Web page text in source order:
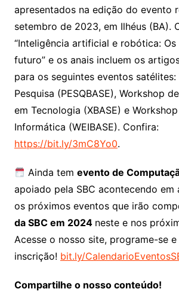
apresentados na edição do evento
setembro de 2023, em Ilhéus (BA).
“Inteligência artificial e robótica:
futuro” e os anais incluem os
para os seguintes eventos
Pesquisa (PESQBASE), Workshop
em Tecnologia (XBASE) e
Informática (WEIBASE). Confira:
https://bit.ly/3mC8Yo0.
Ainda temevento de
apoiado pela SBC acontecendo em
os próximos eventos que irão
da SBC em 2024 neste e nos
Acesse o nosso site, programe-se
inscrição! bit.ly/
Compartilhe o nosso conteúdo!